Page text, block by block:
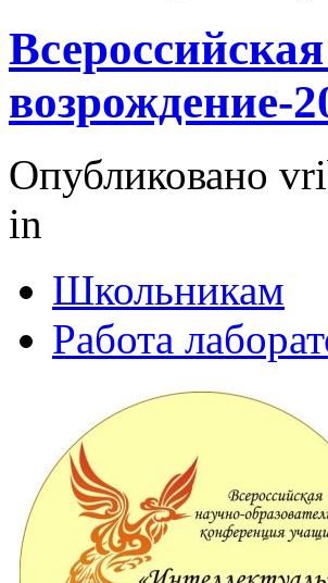
возрождение-
Опубликовано
in
Школьникам
Работа